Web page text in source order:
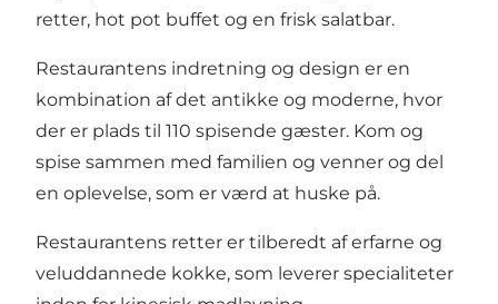
retter, hot pot buffet og en frisk salatbar.
Restaurantens indretning og design er en
kombination af det antikke og moderne, hvor
der er plads til 110 spisende gæster. Kom og
spise sammen med familien og venner og del
en oplevelse, som er værd at huske på.
Restaurantens retter er tilberedt af erfarne og
veluddannede kokke, som leverer specialiteter